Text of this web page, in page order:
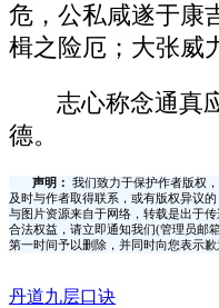
危，公私咸遂于康
楫之险厄；大张威
志心称念通真
德。
声明：
我们致力于保护作者版权
及时与作者取得联系，或有版权异议
与图片资源来自于网络，转载是出于
合法权益，请立即通知我们(管理员邮
第一时间予以删除，并同时向您表示
丹道九层口诀